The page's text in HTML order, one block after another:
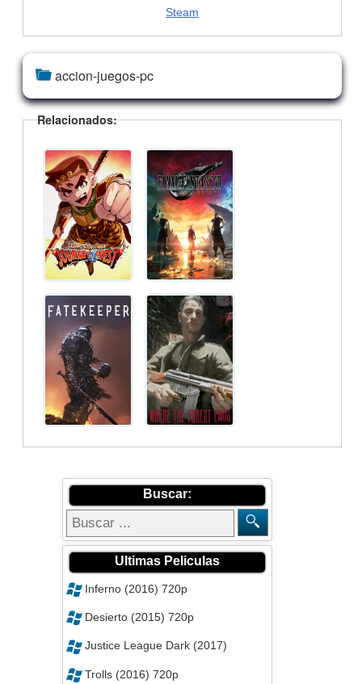
Steam
accion-juegos-pc
Relacionados:
Buscar:
Ultimas Peliculas
Inferno (2016) 720p
Desierto (2015) 720p
Justice League Dark (2017)
Trolls (2016) 720p